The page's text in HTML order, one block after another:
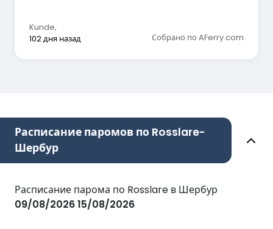
перелетом, этот способ путешествия гораздо
более расслабляющий.
Kunde,
102 дня назад
Собрано по AFerry.com
Расписание паромов по Rosslare-
Шербур
Расписание парома по Rosslare в Шербур
09/08/202615/08/2026